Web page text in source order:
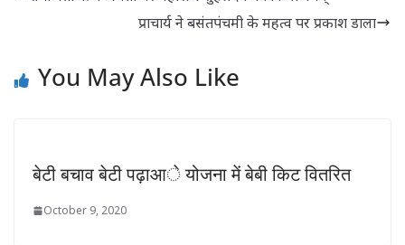
प्राचार्य ने बसंतपंचमी के महत्व पर प्रकाश डाला
You May Also Like
बेटी बचाव बेटी पढ़ाआे योजना में बेबी किट वितरित
October 9, 2020